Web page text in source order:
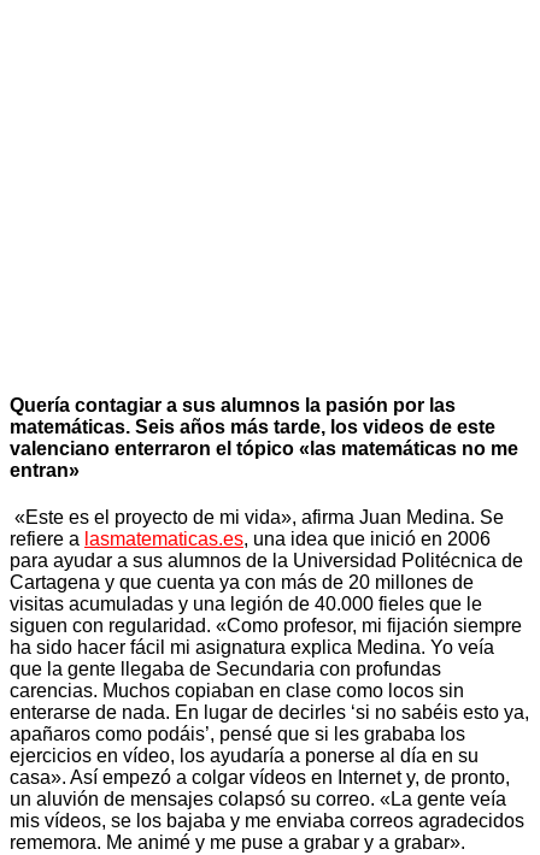
Quería contagiar a sus alumnos la pasión por las
matemáticas. Seis años más tarde, los videos de este
valenciano enterraron el tópico «las matemáticas no me
entran»
«Este es el proyecto de mi vida», afirma Juan Medina. Se
refiere a lasmatematicas.es, una idea que inició en 2006
para ayudar a sus alumnos de la Universidad Politécnica de
Cartagena y que cuenta ya con más de 20 millones de
visitas acumuladas y una legión de 40.000 fieles que le
siguen con regularidad. «Como profesor, mi fijación siempre
ha sido hacer fácil mi asignatura explica Medina. Yo veía
que la gente llegaba de Secundaria con profundas
carencias. Muchos copiaban en clase como locos sin
enterarse de nada. En lugar de decirles ‘si no sabéis esto ya,
apañaros como podáis’, pensé que si les grababa los
ejercicios en vídeo, los ayudaría a ponerse al día en su
casa». Así empezó a colgar vídeos en Internet y, de pronto,
un aluvión de mensajes colapsó su correo. «La gente veía
mis vídeos, se los bajaba y me enviaba correos agradecidos
rememora. Me animé y me puse a grabar y a grabar».